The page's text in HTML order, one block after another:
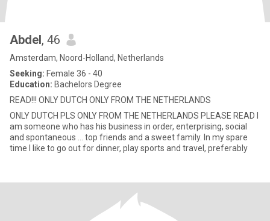
Abdel, 46
Amsterdam, Noord-Holland, Netherlands
Seeking: Female 36 - 40
Education: Bachelors Degree
READ!!! ONLY DUTCH ONLY FROM THE NETHERLANDS
ONLY DUTCH PLS ONLY FROM THE NETHERLANDS PLEASE READ I
am someone who has his business in order, enterprising, social
and spontaneous ... top friends and a sweet family. In my spare
time I like to go out for dinner, play sports and travel, preferably